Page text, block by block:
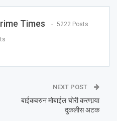
Times 5222 Posts
NEXT POST
बाईकवरुन मोबाईल चोरी करणार्‍या
दुकलीस अटक